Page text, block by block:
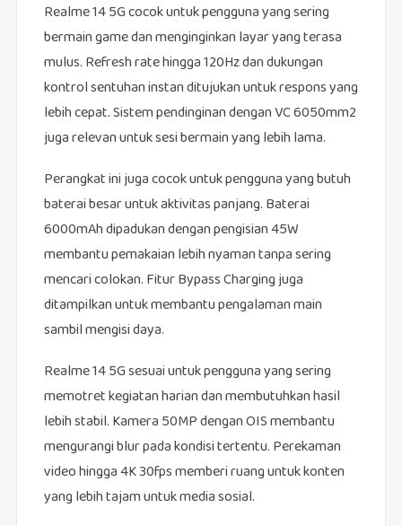
Realme 14 5G cocok untuk pengguna yang sering
bermain game dan menginginkan layar yang terasa
mulus. Refresh rate hingga 120Hz dan dukungan
kontrol sentuhan instan ditujukan untuk respons yang
lebih cepat. Sistem pendinginan dengan VC 6050mm2
juga relevan untuk sesi bermain yang lebih lama.
Perangkat ini juga cocok untuk pengguna yang butuh
baterai besar untuk aktivitas panjang. Baterai
6000mAh dipadukan dengan pengisian 45W
membantu pemakaian lebih nyaman tanpa sering
mencari colokan. Fitur Bypass Charging juga
ditampilkan untuk membantu pengalaman main
sambil mengisi daya.
Realme 14 5G sesuai untuk pengguna yang sering
memotret kegiatan harian dan membutuhkan hasil
lebih stabil. Kamera 50MP dengan OIS membantu
mengurangi blur pada kondisi tertentu. Perekaman
video hingga 4K 30fps memberi ruang untuk konten
yang lebih tajam untuk media sosial.